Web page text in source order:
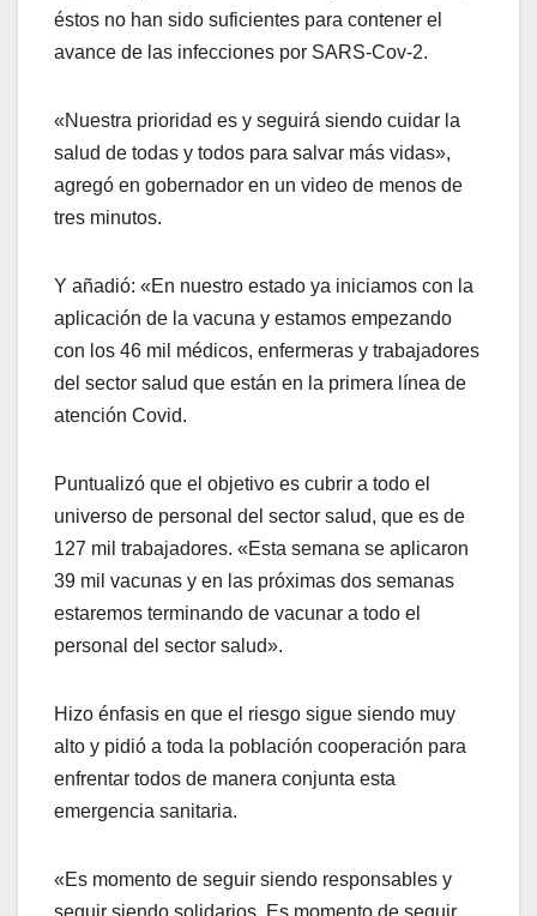
éstos no han sido suficientes para contener el
avance de las infecciones por SARS-Cov-2.
«Nuestra prioridad es y seguirá siendo cuidar la
salud de todas y todos para salvar más vidas»,
agregó en gobernador en un video de menos de
tres minutos.
Y añadió: «En nuestro estado ya iniciamos con la
aplicación de la vacuna y estamos empezando
con los 46 mil médicos, enfermeras y trabajadores
del sector salud que están en la primera línea de
atención Covid.
Puntualizó que el objetivo es cubrir a todo el
universo de personal del sector salud, que es de
127 mil trabajadores. «Esta semana se aplicaron
39 mil vacunas y en las próximas dos semanas
estaremos terminando de vacunar a todo el
personal del sector salud».
Hizo énfasis en que el riesgo sigue siendo muy
alto y pidió a toda la población cooperación para
enfrentar todos de manera conjunta esta
emergencia sanitaria.
«Es momento de seguir siendo responsables y